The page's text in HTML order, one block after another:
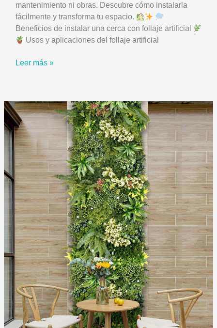
mantenimiento ni obras. Descubre cómo instalarla
fácilmente y transforma tu espacio.
Beneficios de instalar una cerca con follaje artificial
Usos y aplicaciones del follaje artificial
Cómo
Plegable
de
Follaje
Artificial
en
Tu
Jardín
Leer más »